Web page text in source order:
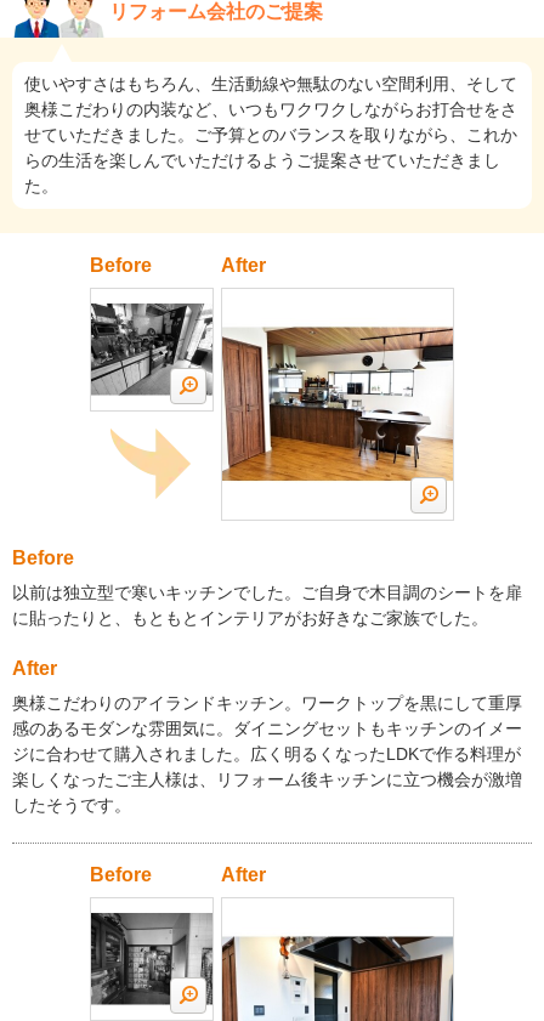
リフォーム会社のご提案
使いやすさはもちろん、生活動線や無駄のない空間利用、そして
奥様こだわりの内装など、いつもワクワクしながらお打合せをさ
せていただきました。ご予算とのバランスを取りながら、これか
らの生活を楽しんでいただけるようご提案させていただきまし
た。
Before After
Before
以前は独立型で寒いキッチンでした。ご自身で木目調のシートを扉
に貼ったりと、もともとインテリアがお好きなご家族でした。
After
奥様こだわりのアイランドキッチン。ワークトップを黒にして重厚
感のあるモダンな雰囲気に。ダイニングセットもキッチンのイメー
ジに合わせて購入されました。広く明るくなったLDKで作る料理が
楽しくなったご主人様は、リフォーム後キッチンに立つ機会が激増
したそうです。
Before After